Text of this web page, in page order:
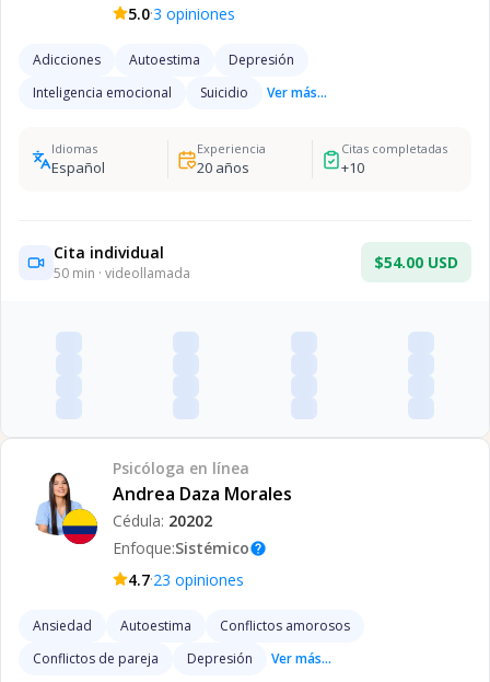
5.0·3 opiniones
Adicciones Autoestima
Depresión
Inteligencia emocional
Suicidio Ver más...
Idiomas
Español
Experiencia
20años
Citas completadas
+10
Cita individual
50 min · videollamada
$54.00 USD
Psicóloga en línea
Andrea Daza Morales
Cédula: 20202
Enfoque:Sistémicohelp
4.7·23 opiniones
Ansiedad Autoestima
Conflictos amorosos
Conflictos de pareja
Depresión Ver más...